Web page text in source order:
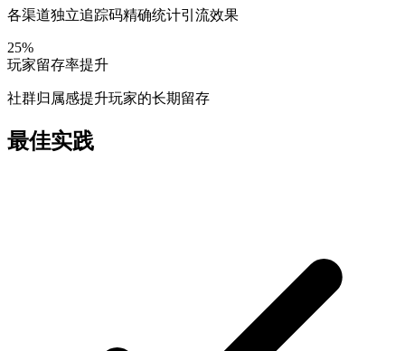
各渠道独立追踪码精确统计引流效果
25%
玩家留存率提升
社群归属感提升玩家的长期留存
最佳实践